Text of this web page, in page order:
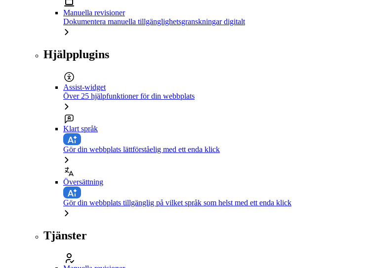
Manuella revisioner
Dokumentera manuella tillgänglighetsgranskningar digitalt
Hjälpplugins
Assist-widget
Över 25 hjälpfunktioner för din webbplats
Klart språk
Gör din webbplats lättförståelig med ett enda klick
Översättning
Gör din webbplats tillgänglig på vilket språk som helst med ett enda klick
Tjänster